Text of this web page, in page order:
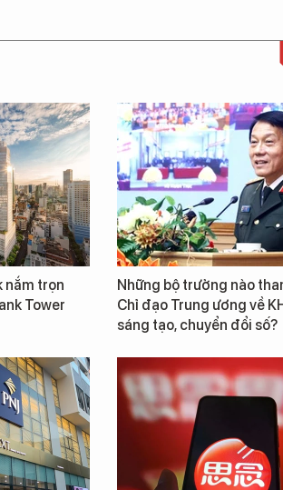
nắm trọn
Tower
Những bộ trưởng nào
Chỉ đạo Trung ương về
sáng tạo, chuyển đổi số?